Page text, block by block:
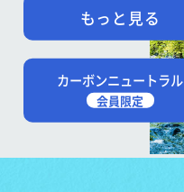
もっと見る
カーボンニュートラル
会員限定